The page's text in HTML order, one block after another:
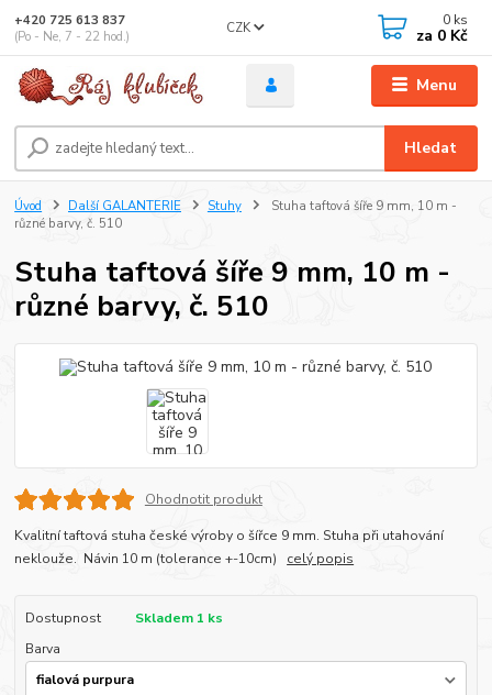
Menu
CZK
Hledat
+420 725 613 837
(Po - Ne, 7 - 22 hod.)
0 ks
za 0 Kč
Úvod Další GALANTERIE Stuhy
Stuha taftová šíře 9 mm, 10 m -
různé barvy, č. 510
Stuha taftová šíře 9 mm, 10 m -
různé barvy, č. 510
Ohodnotit produkt
Kvalitní taftová stuha české výroby o šířce 9 mm. Stuha při utahování
neklouže. Návin 10 m (tolerance +-10cm) celý popis
Dostupnost
Skladem 1 ks
Barva